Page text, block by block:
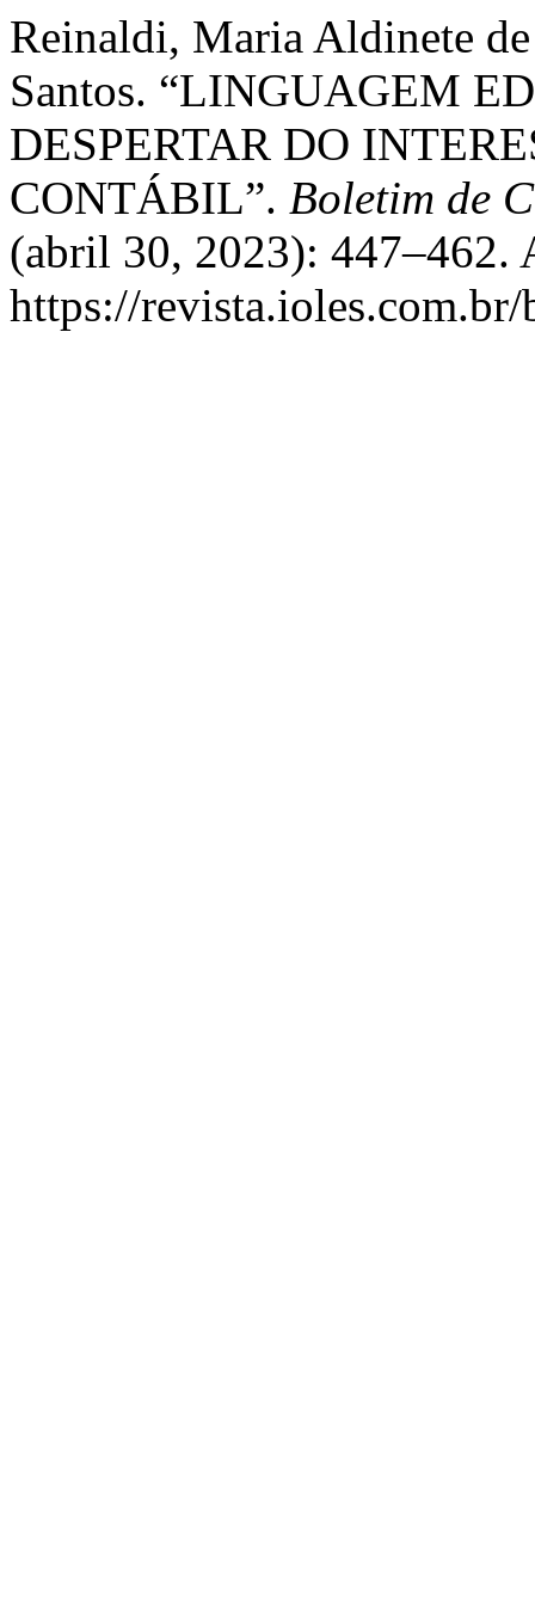
Reinaldi, Maria Aldinete
Santos. “LINGUAGEM
DESPERTAR DO
CONTÁBIL”. Boletim de
(abril 30, 2023): 447–462.
https://